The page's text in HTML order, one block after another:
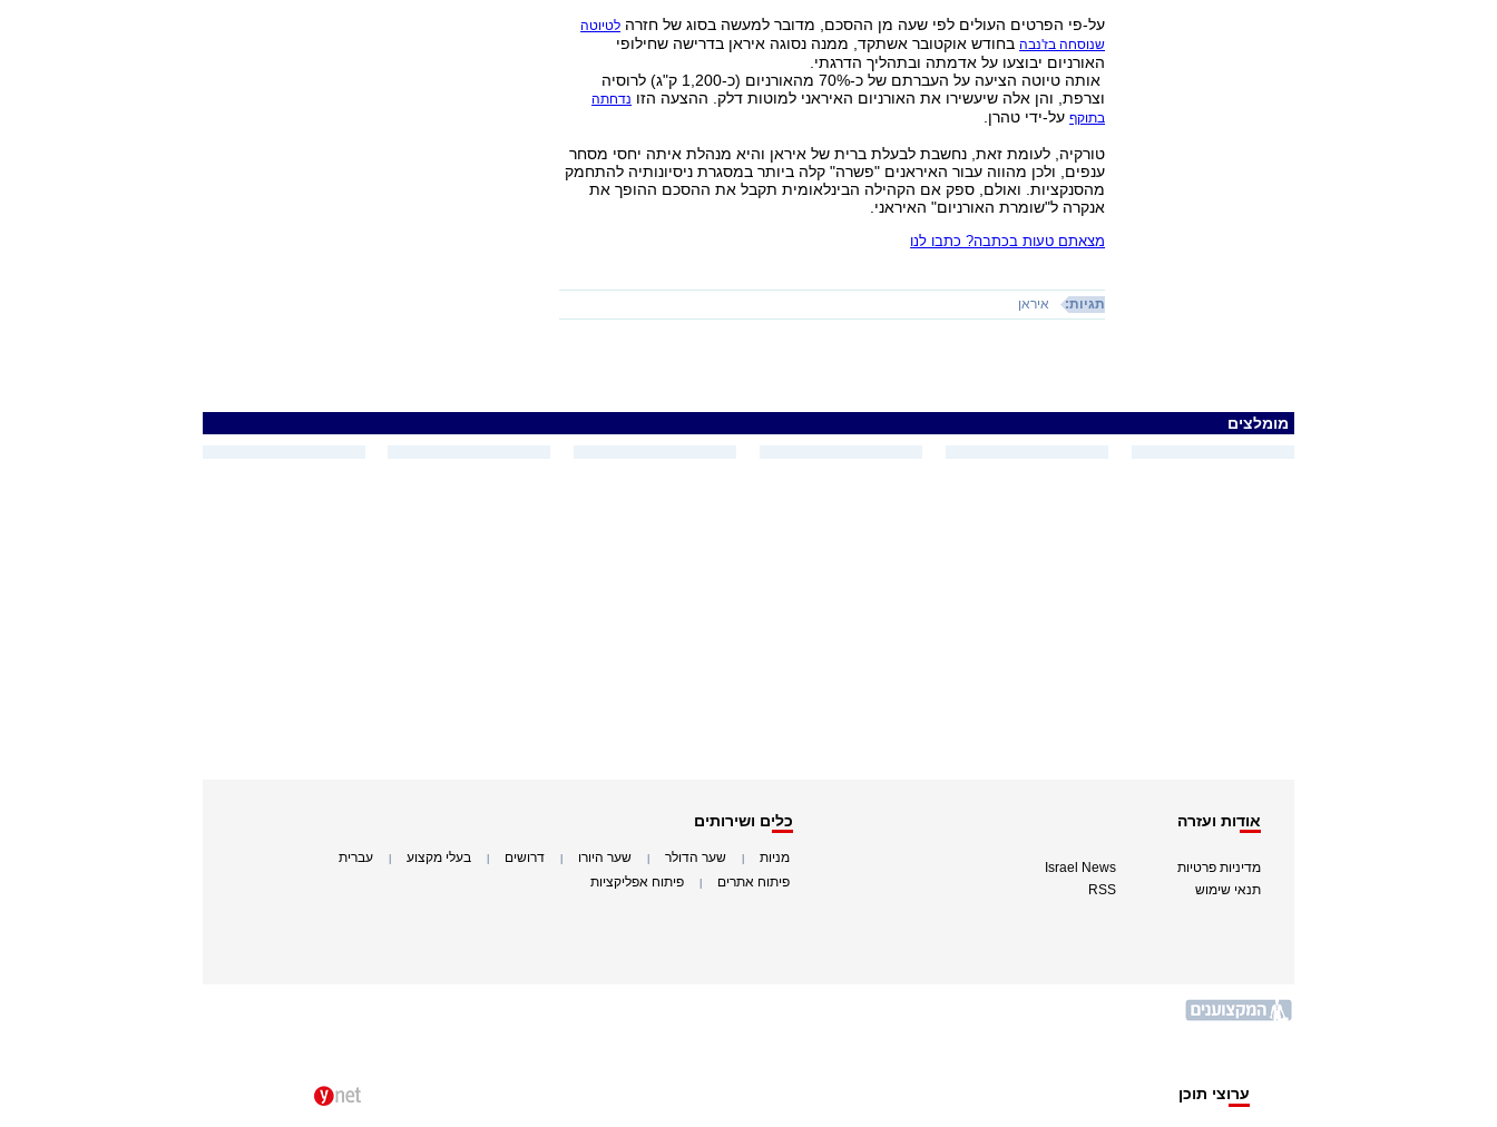
על-פי הפרטים העולים לפי שעה מן ההסכם, מדובר למעשה בסוג של חזרה לטיוטה
שנוסחה בז'נבהבחודש אוקטובר אשתקד, ממנה נסוגה איראן בדרישה שחילופי
האורניום יבוצעו על אדמתה ובתהליך הדרגתי.
אותה טיוטה הציעה על העברתם של כ-70% מהאורניום (כ-1,200 ק"ג) לרוסיה
וצרפת, והן אלה שיעשירו את האורניום האיראני למוטות דלק. ההצעה הזו נדחתה
בתוקףעל-ידי טהרן.
טורקיה, לעומת זאת, נחשבת לבעלת ברית של איראן והיא מנהלת איתה יחסי מסחר
ענפים, ולכן מהווה עבור האיראנים "פשרה" קלה ביותר במסגרת ניסיונותיה להתחמק
מהסנקציות. ואולם, ספק אם הקהילה הבינלאומית תקבל את ההסכם ההופך את
אנקרה ל"שומרת האורניום" האיראני.
מצאתם טעות בכתבה? כתבו לנו
תגיות: איראן
מומלצים
אודות ועזרה
מדיניות פרטיות
תנאי שימוש
Israel News
RSS
כלים ושירותים
מניות שער הדולר שער היורו דרושים בעלי מקצוע עברית
פיתוח אתרים פיתוח אפליקציות
ערוצי תוכן